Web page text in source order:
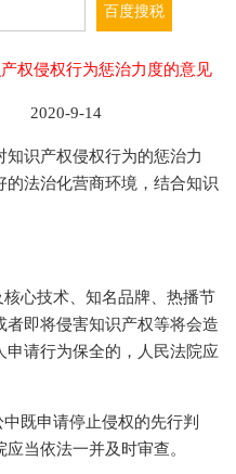
权侵权行为惩治力度的意见
2020-9-14
识产权侵权行为的惩治力
的法治化营商环境，结合知识
心技术、知名品牌、热播节
者即将侵害知识产权等将会造
申请行为保全的，人民法院应
既申请停止侵权的先行判
当依法一并及时审查。